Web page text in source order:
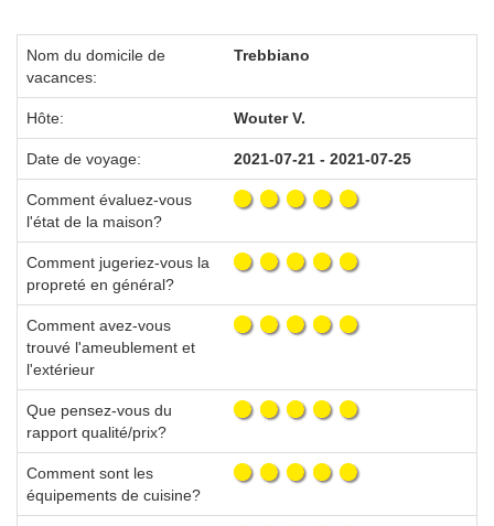
Nom du domicile de
vacances:
Trebbiano
Hôte: Wouter V.
Date de voyage: 2021-07-21 - 2021-07-25
Comment évaluez-vous
l'état de la maison?
Comment jugeriez-vous la
propreté en général?
Comment avez-vous
trouvé l'ameublement et
l'extérieur
Que pensez-vous du
rapport qualité/prix?
Comment sont les
équipements de cuisine?